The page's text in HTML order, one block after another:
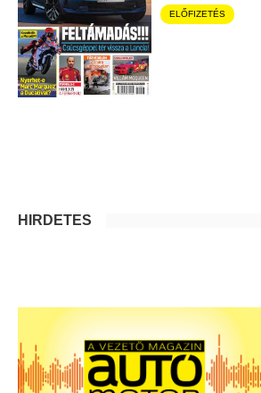
ELŐFIZETÉS
HIRDETÉS